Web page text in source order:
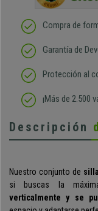
Compra de
Garantía de
Protección al
¡Más de 2.500
Descripción
Nuestro conjunto de
si buscas la
verticalmente y se